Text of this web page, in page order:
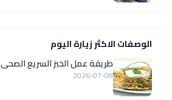
الوصفات الاكثر زيارة اليوم
طريقة عمل الخبز السريع الصحى
2026-07-08